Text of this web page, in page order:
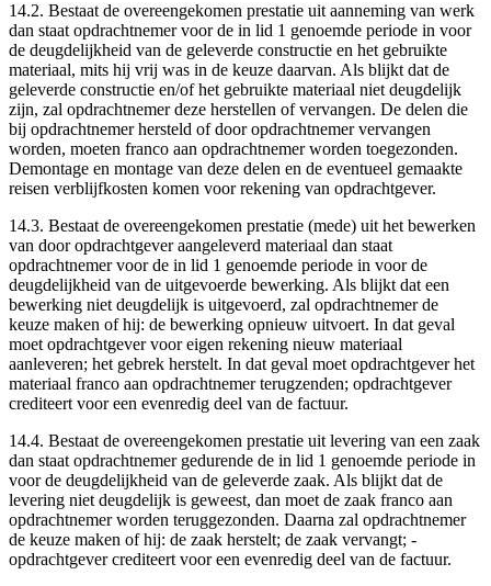
14.2. Bestaat de overeengekomen prestatie uit aanneming van werk
dan staat opdrachtnemer voor de in lid 1 genoemde periode in voor
de deugdelijkheid van de geleverde constructie en het gebruikte
materiaal, mits hij vrij was in de keuze daarvan. Als blijkt dat de
geleverde constructie en/of het gebruikte materiaal niet deugdelijk
zijn, zal opdrachtnemer deze herstellen of vervangen. De delen die
bij opdrachtnemer hersteld of door opdrachtnemer vervangen
worden, moeten franco aan opdrachtnemer worden toegezonden.
Demontage en montage van deze delen en de eventueel gemaakte
reis­en verblijfkosten komen voor rekening van opdrachtgever.
14.3. Bestaat de overeengekomen prestatie (mede) uit het bewerken
van door opdrachtgever aangeleverd materiaal dan staat
opdrachtnemer voor de in lid 1 genoemde periode in voor de
deugdelijkheid van de uitgevoerde bewerking. Als blijkt dat een
bewerking niet deugdelijk is uitgevoerd, zal opdrachtnemer de
keuze maken of hij: ­de bewerking opnieuw uitvoert. In dat geval
moet opdrachtgever voor eigen rekening nieuw materiaal
aanleveren; ­het gebrek herstelt. In dat geval moet opdrachtgever het
materiaal franco aan opdrachtnemer terugzenden; ­opdrachtgever
crediteert voor een evenredig deel van de factuur.
14.4. Bestaat de overeengekomen prestatie uit levering van een zaak
dan staat opdrachtnemer gedurende de in lid 1 genoemde periode in
voor de deugdelijkheid van de geleverde zaak. Als blijkt dat de
levering niet deugdelijk is geweest, dan moet de zaak franco aan
opdrachtnemer worden teruggezonden. Daarna zal opdrachtnemer
de keuze maken of hij: ­de zaak herstelt; ­de zaak vervangt; ­
opdrachtgever crediteert voor een evenredig deel van de factuur.